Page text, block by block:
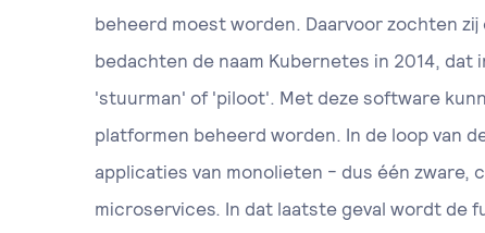
beheerd moest worden. Daarvoor zochten zij
bedachten de naam Kubernetes in 2014, dat
'stuurman' of 'piloot'. Met deze software
platformen beheerd worden. In de loop van
applicaties van monolieten - dus één zware,
microservices. In dat laatste geval wordt de